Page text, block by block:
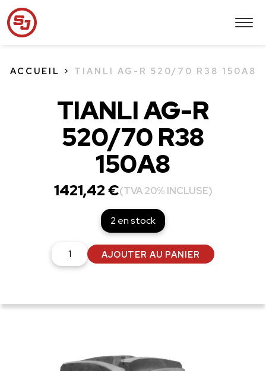
ACCUEIL > TIANLI AG-R 520/70 R38 150A8
TIANLI AG-R
520/70 R38
150A8
1421,42€(TVA 20% INCLUSE)
2 en stock
quantité
de
R
AJOUTER AU PANIER